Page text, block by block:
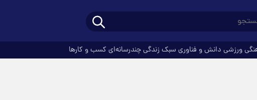
ورزشی دانش و فناوری سبک زندگیچندرسانه‌ای کسب و کارها